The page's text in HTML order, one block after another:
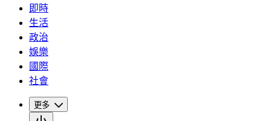
即時
生活
政治
娛樂
國際
社會
更多